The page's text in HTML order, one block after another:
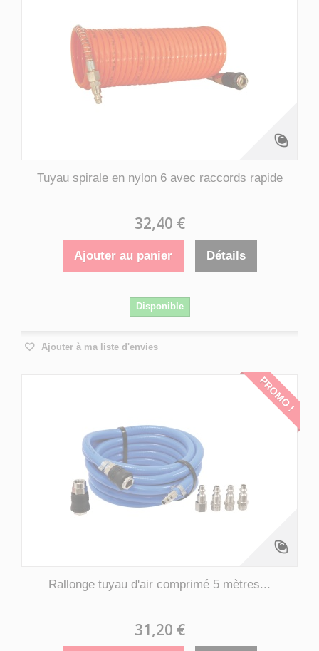
Tuyau spirale en nylon 6 avec raccords rapide
32,40 €
Ajouter au panier Détails
Disponible
Ajouter à ma liste d'envies
PROMO !
Rallonge tuyau d'air comprimé 5 mètres...
31,20 €